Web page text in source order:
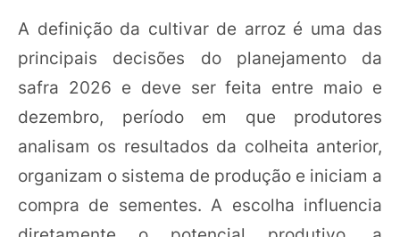
A definição da cultivar de arroz é uma das
principais decisões do planejamento da
safra 2026 e deve ser feita entre maio e
dezembro, período em que produtores
analisam os resultados da colheita anterior,
organizam o sistema de produção e iniciam a
compra de sementes. A escolha influencia